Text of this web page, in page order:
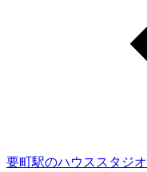
要町駅のハウススタジオ